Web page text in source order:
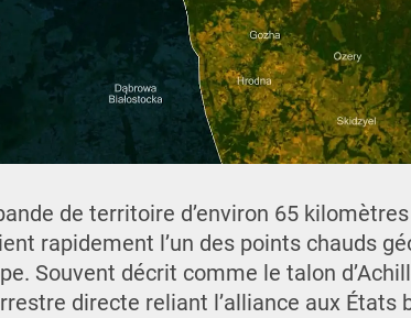
de territoire d’environ 65
rapidement l’un des points chauds
Souvent décrit comme le talon
directe reliant l’alliance aux États